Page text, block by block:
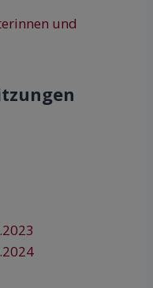
und